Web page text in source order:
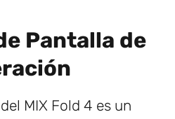
Pantalla de
MIX Fold 4 es un